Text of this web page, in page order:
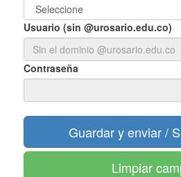
Usuario (sin @urosario.edu.co)
Contraseña
Limpiar